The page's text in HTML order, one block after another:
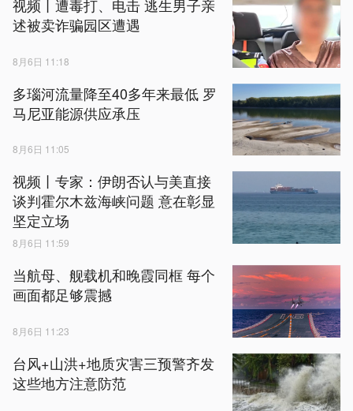
视频丨遭毒打、电击 逃生男子亲
述被卖诈骗园区遭遇
8月6日 11:18
多瑙河流量降至40多年来最低 罗
马尼亚能源供应承压
8月6日 11:05
视频丨专家：伊朗否认与美直接
谈判霍尔木兹海峡问题 意在彰显
坚定立场
8月6日 11:59
当航母、舰载机和晚霞同框 每个
画面都足够震撼
8月6日 11:23
台风+山洪+地质灾害三预警齐发
这些地方注意防范